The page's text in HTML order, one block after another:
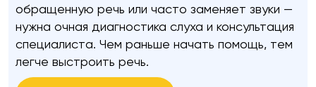
обращенную речь или часто заменяет звуки —
нужна очная диагностика слуха и консультация
специалиста. Чем раньше начать помощь, тем
легче выстроить речь.